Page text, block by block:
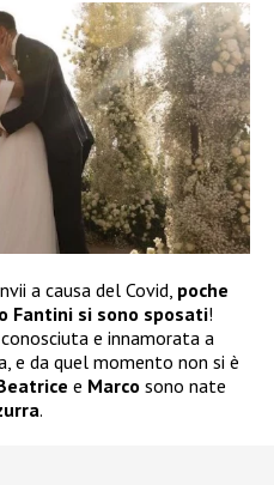
a causa del Covid, poche
Fantini si sono sposati!
e innamorata a
e da quel momento non si è
e Marco sono nate
.